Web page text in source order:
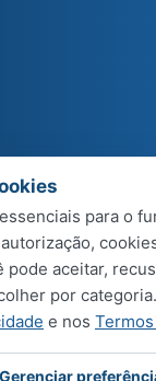
para o
pode aceitar,
por
e nos
Gerenciar